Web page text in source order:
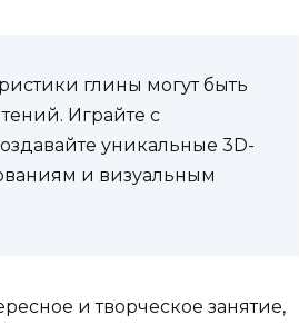
глины могут быть
Играйте с
уникальные 3D-
и визуальным
и творческое занятие,